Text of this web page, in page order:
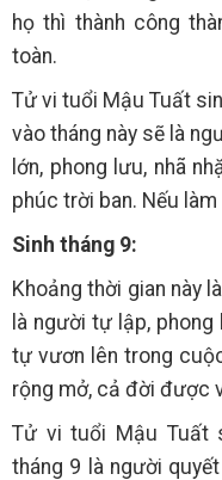
họ thì thành công
toàn.
Tử vi tuổi Mậu Tuất
vào tháng này sẽ là
lớn, phong lưu, nhã
phúc trời ban. Nếu
Sinh tháng 9:
Khoảng thời gian này
là người tự lập,
tự vươn lên trong
rộng mở, cả đời được
Tử vi tuổi Mậu Tuất
tháng 9 là người